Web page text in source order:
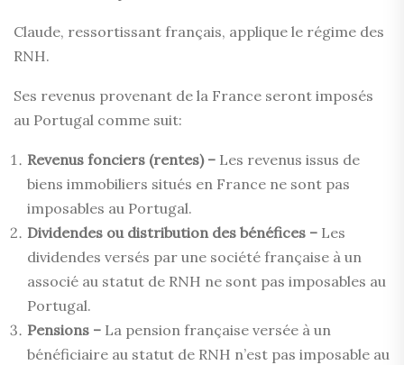
Claude, ressortissant français, applique le régime des
RNH.
Ses revenus provenant de la France seront imposés
au Portugal comme suit:
Revenus fonciers (rentes) – Les revenus issus de
biens immobiliers situés en France ne sont pas
imposables au Portugal.
Dividendes ou distribution des bénéfices – Les
dividendes versés par une société française à un
associé au statut de RNH ne sont pas imposables au
Portugal.
Pensions – La pension française versée à un
bénéficiaire au statut de RNH n’est pas imposable au